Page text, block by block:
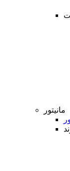
مانیتور